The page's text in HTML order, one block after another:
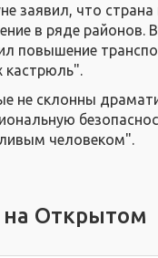
заявил, что
в ряде районов.
повышение
кастрюль".
не склонны
человеком".
Открытом